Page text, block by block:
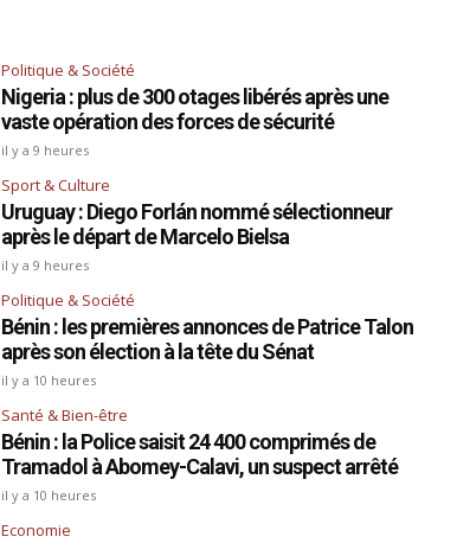
Politique & Société
Nigeria : plus de 300 otages libérés après une
vaste opération des forces de sécurité
il y a 9 heures
Sport & Culture
Uruguay : Diego Forlán nommé sélectionneur
après le départ de Marcelo Bielsa
il y a 9 heures
Politique & Société
Bénin : les premières annonces de Patrice Talon
après son élection à la tête du Sénat
il y a 10 heures
Santé & Bien-être
Bénin : la Police saisit 24 400 comprimés de
Tramadol à Abomey-Calavi, un suspect arrêté
il y a 10 heures
Economie